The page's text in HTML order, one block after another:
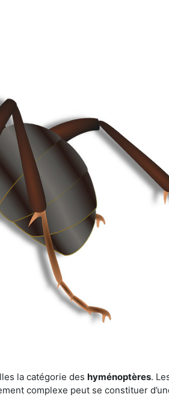
la catégorie des hyménoptères.
complexe peut se constituer